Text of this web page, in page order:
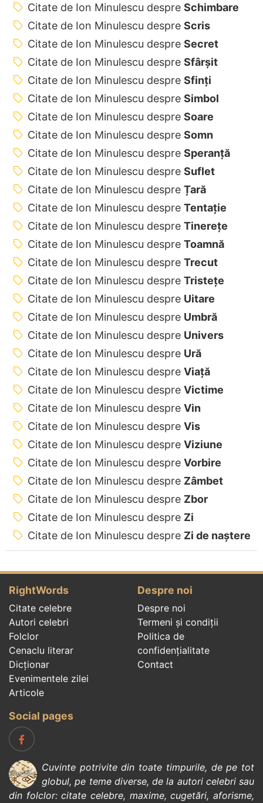
Citate de Ion Minulescu despre Schimbare
Citate de Ion Minulescu despre Scris
Citate de Ion Minulescu despre Secret
Citate de Ion Minulescu despre Sfârșit
Citate de Ion Minulescu despre Sfinți
Citate de Ion Minulescu despre Simbol
Citate de Ion Minulescu despre Soare
Citate de Ion Minulescu despre Somn
Citate de Ion Minulescu despre Speranță
Citate de Ion Minulescu despre Suflet
Citate de Ion Minulescu despre Țară
Citate de Ion Minulescu despre Tentație
Citate de Ion Minulescu despre Tinerețe
Citate de Ion Minulescu despre Toamnă
Citate de Ion Minulescu despre Trecut
Citate de Ion Minulescu despre Tristețe
Citate de Ion Minulescu despre Uitare
Citate de Ion Minulescu despre Umbră
Citate de Ion Minulescu despre Univers
Citate de Ion Minulescu despre Ură
Citate de Ion Minulescu despre Viață
Citate de Ion Minulescu despre Victime
Citate de Ion Minulescu despre Vin
Citate de Ion Minulescu despre Vis
Citate de Ion Minulescu despre Viziune
Citate de Ion Minulescu despre Vorbire
Citate de Ion Minulescu despre Zâmbet
Citate de Ion Minulescu despre Zbor
Citate de Ion Minulescu despre Zi
Citate de Ion Minulescu despre Zi de naștere
RightWords
Citate celebre
Autori celebri
Folclor
Cenaclu literar
Dicționar
Evenimentele zilei
Articole
Despre noi
Despre noi
Termeni și condiții
Politica de
confidenţialitate
Contact
Social pages
Cuvinte potrivite din toate timpurile, de pe tot
globul, pe teme diverse, de la autori celebrisau
din folclor:citate celebre, maxime,cugetări,aforisme,